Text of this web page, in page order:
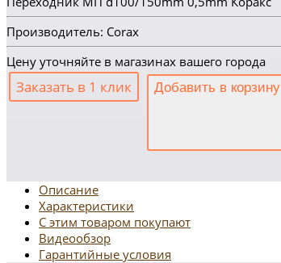
Производитель: Corax
Цену уточняйте в магазинах вашего города
Заказать в 1 клик Добавить в корзину
Описание
Характеристики
С этим товаром покупают
Видеообзор
Гарантийные условия